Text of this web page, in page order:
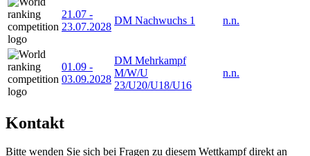
21.07 -
23.07.2028
DM Nachwuchs 1 n.n.
01.09 -
03.09.2028
DM Mehrkampf
M/W/U
23/U20/U18/U16
n.n.
Kontakt
Bitte wenden Sie sich bei Fragen zu diesem Wettkampf direkt an